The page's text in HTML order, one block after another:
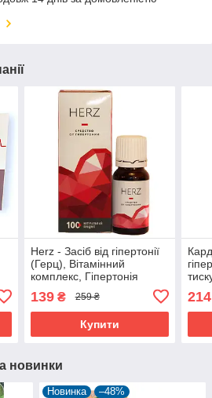
Herz - Засіб від гіпертонії
(Герц), Вітамінний
комплекс, Гіпертонія
139₴ 259 ₴
Купити
214
новинки
Новинка –48%